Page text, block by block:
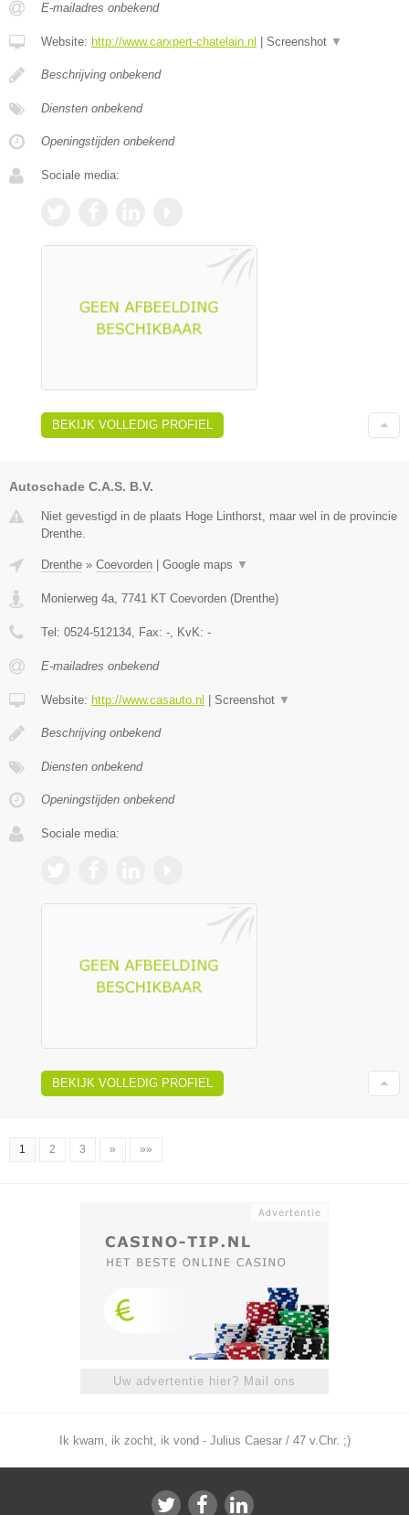
E-mailadres onbekend
Website: http://www.carxpert-chatelain.nl Screenshot ▼
Beschrijving onbekend
Diensten onbekend
Openingstijden onbekend
Sociale media:
BEKIJK VOLLEDIG PROFIEL
Autoschade C.A.S. B.V.
Niet gevestigd in de plaats Hoge Linthorst, maar wel in de provincie
Drenthe.
Drenthe » Coevorden Google maps ▼
Monierweg 4a 7741 KT Coevorden (Drenthe)
Tel: 0524-512134 , Fax: - , KvK: -
E-mailadres onbekend
Website: http://www.casauto.nl Screenshot ▼
Beschrijving onbekend
Diensten onbekend
Openingstijden onbekend
Sociale media:
BEKIJK VOLLEDIG PROFIEL
1 2 3 » »»
Uw advertentie hier? Mail ons
Ik kwam, ik zocht, ik vond - Julius Caesar / 47 v.Chr. ;)